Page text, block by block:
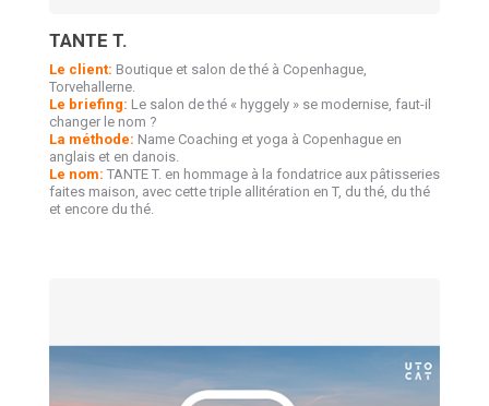
TANTE T.
Le client: Boutique et salon de thé à Copenhague,
Torvehallerne.
Le briefing: Le salon de thé « hyggely » se modernise, faut-il
changer le nom ?
La méthode: Name Coaching et yoga à Copenhague en
anglais et en danois.
Le nom: TANTE T. en hommage à la fondatrice aux pâtisseries
faites maison, avec cette triple allitération en T, du thé, du thé
et encore du thé.